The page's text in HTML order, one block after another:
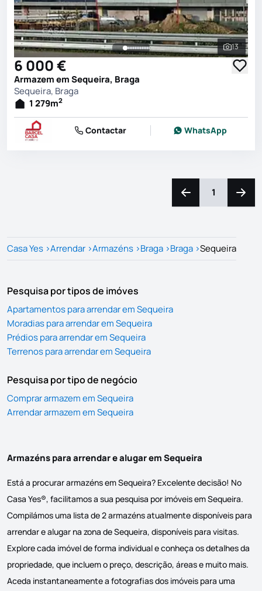
Ver
13
6 000 €
Armazem em Sequeira, Braga
Sequeira, Braga
1 279m2
Contactar WhatsApp
Navegação para a
1
Casa Yes >Arrendar >Armazéns >Braga >Braga >Sequeira
Pesquisa por tipos de imóves
Apartamentos para arrendar em Sequeira
Moradias para arrendar em Sequeira
Prédios para arrendar em Sequeira
Terrenos para arrendar em Sequeira
Pesquisa por tipo de negócio
Comprar armazem em Sequeira
Arrendar armazem em Sequeira
Armazéns para arrendar e alugar em Sequeira
Está a procurar armazéns em Sequeira? Excelente decisão! No
Casa Yes®, facilitamos a sua pesquisa por imóveis em Sequeira.
Compilámos uma lista de 2 armazéns atualmente disponíveis para
arrendar e alugar na zona de Sequeira, disponíveis para visitas.
Explore cada imóvel de forma individual e conheça os detalhes da
propriedade, que incluem o preço, descrição, áreas e muito mais.
Aceda instantaneamente a fotografias dos imóveis para uma